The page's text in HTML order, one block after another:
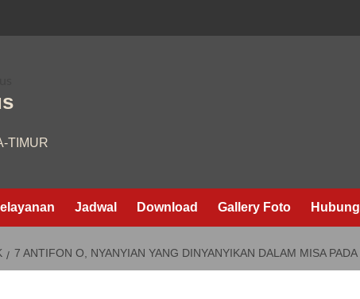
TIMUR
Jadwal Download Gallery Foto
7 ANTIFON O, NYANYIAN YANG DINYANYIKAN DALAM MISA